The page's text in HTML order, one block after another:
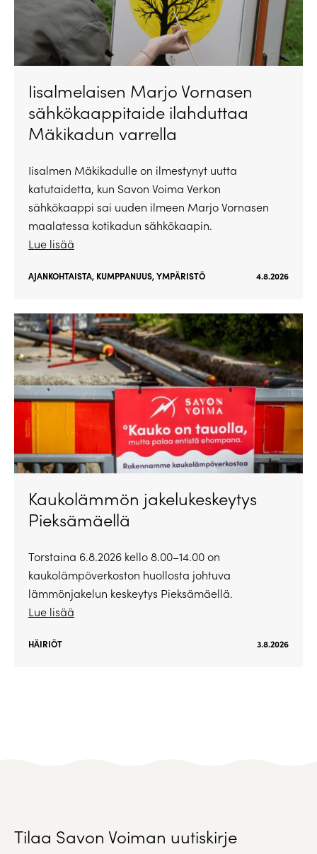
Iisalmelaisen Marjo Vornasen
sähkökaappitaide ilahduttaa
Mäkikadun varrella
Iisalmen Mäkikadulle on ilmestynyt uutta
katutaidetta, kun Savon Voima Verkon
sähkökaappi sai uuden ilmeen Marjo Vornasen
maalatessa kotikadun sähkökaapin.
Lue lisää
AJANKOHTAISTA, KUMPPANUUS,YMPÄRISTÖ 4.8.2026
Kaukolämmön jakelukeskeytys
Pieksämäellä
Torstaina 6.8.2026 kello 8.00–14.00 on
kaukolämpöverkoston huollosta johtuva
lämmönjakelun keskeytys Pieksämäellä.
Lue lisää
HÄIRIÖT 3.8.2026
Tilaa Savon Voiman uutiskirje